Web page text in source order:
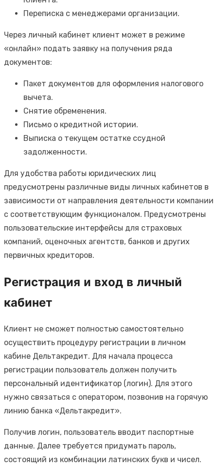
Переписка с менеджерами организации.
Через личный кабинет клиент может в режиме
«онлайн» подать заявку на получения ряда
документов:
Пакет документов для оформления налогового
вычета.
Снятие обременения.
Письмо о кредитной истории.
Выписка о текущем остатке ссудной
задолженности.
Для удобства работы юридических лиц
предусмотрены различные виды личных кабинетов в
зависимости от направления деятельности компании
с соответствующим функционалом. Предусмотрены
пользовательские интерфейсы для страховых
компаний, оценочных агентств, банков и других
первичных кредиторов.
Регистрация и вход в личный
кабинет
Клиент не сможет полностью самостоятельно
осуществить процедуру регистрации в личном
кабине Дельтакредит. Для начала процесса
регистрации пользователь должен получить
персональный идентификатор (логин). Для этого
нужно связаться с оператором, позвонив на горячую
линию банка «Дельтакредит».
Получив логин, пользователь вводит паспортные
данные. Далее требуется придумать пароль,
состоящий из комбинации латинских букв и чисел.